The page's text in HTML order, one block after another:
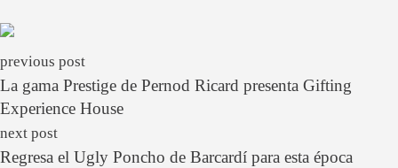
previous post
La gama Prestige de Pernod Ricard presenta Gifting
Experience House
next post
Regresa el Ugly Poncho de Barcardí para esta época